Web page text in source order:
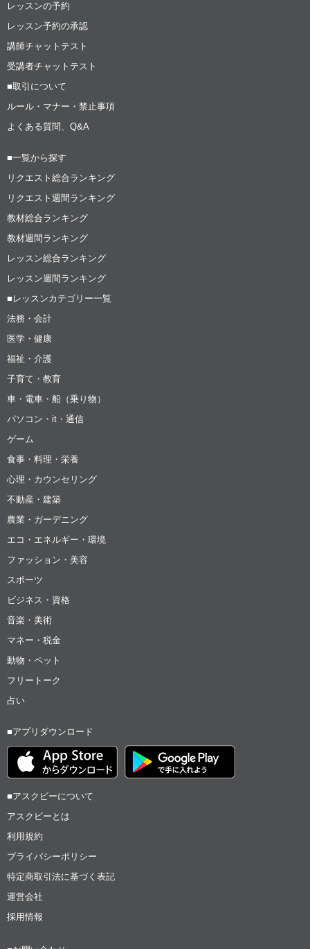
レッスンの予約
レッスン予約の承認
講師チャットテスト
受講者チャットテスト
■取引について
ルール・マナー・禁止事項
よくある質問、Q&A
■一覧から探す
リクエスト総合ランキング
リクエスト週間ランキング
教材総合ランキング
教材週間ランキング
レッスン総合ランキング
レッスン週間ランキング
■レッスンカテゴリー一覧
法務・会計
医学・健康
福祉・介護
子育て・教育
車・電車・船（乗り物）
パソコン・it・通信
ゲーム
食事・料理・栄養
心理・カウンセリング
不動産・建築
農業・ガーデニング
エコ・エネルギー・環境
ファッション・美容
スポーツ
ビジネス・資格
音楽・美術
マネー・税金
動物・ペット
フリートーク
占い
■アプリダウンロード
■アスクビーについて
アスクビーとは
利用規約
プライバシーポリシー
特定商取引法に基づく表記
運営会社
採用情報